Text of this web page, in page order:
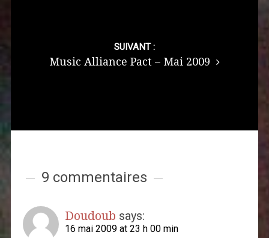
SUIVANT :
Music Alliance Pact – Mai 2009
9 commentaires
Doudoub says:
16 mai 2009 at 23 h 00 min